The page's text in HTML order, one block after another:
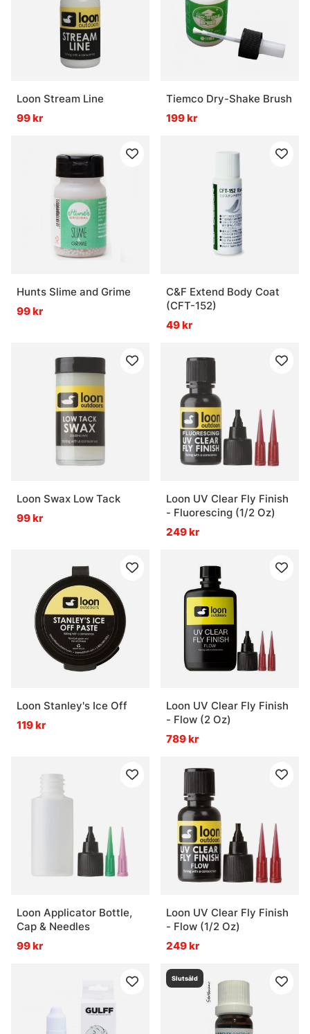
Loon Stream Line
99 kr
Tiemco Dry-Shake Brush
199 kr
Hunts Slime and Grime
99 kr
C&F Extend Body Coat
(CFT-152)
49 kr
Loon Swax Low Tack
99 kr
Loon UV Clear Fly Finish
- Fluorescing (1/2 Oz)
249 kr
Loon Stanley's Ice Off
119 kr
Loon UV Clear Fly Finish
- Flow (2 Oz)
789 kr
Loon Applicator Bottle,
Cap & Needles
99 kr
Loon UV Clear Fly Finish
- Flow (1/2 Oz)
249 kr
Slutsåld